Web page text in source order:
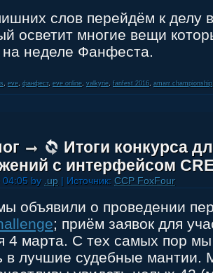
слов перейдём к делу
осветит многие вещи
на неделе Фанфеста.
, eve, фанфест, eve online, valkyrie, fanfest 2016, amarr championship
Итоги конкурса
с интерфейсом
04:05 by .up | Источник: CCP FoxFour
объявили о проведении
; приём заявок для
4 марта. С тех самых пор
в лучшие судебные мантии.